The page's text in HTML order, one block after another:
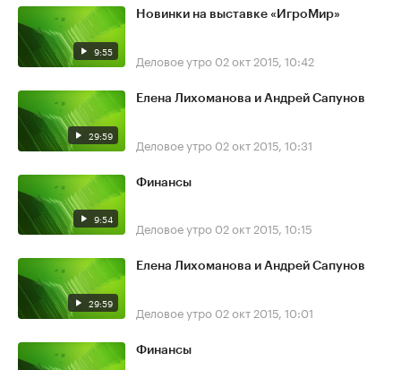
9:55
Новинки на выставке «ИгроМир»
Деловое утро 02 окт 2015, 10:42
29:59
Елена Лихоманова и Андрей Сапунов
Деловое утро 02 окт 2015, 10:31
9:54
Финансы
Деловое утро 02 окт 2015, 10:15
29:59
Елена Лихоманова и Андрей Сапунов
Деловое утро 02 окт 2015, 10:01
Финансы